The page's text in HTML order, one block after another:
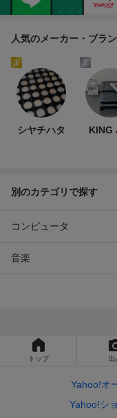
人気のメーカー・ブラ
1
シヤチハタ
2
KING
別のカテゴリで探す
コンピュータ
音楽
トップ 出
Yahoo!オ
Yahoo!シ